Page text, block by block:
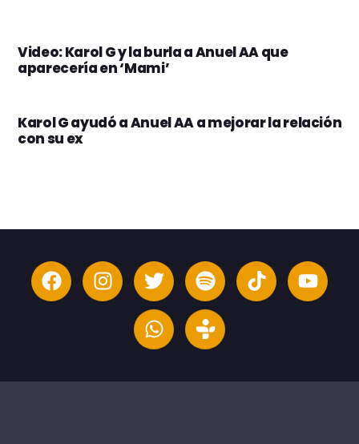
Video: Karol G y la burla a Anuel AA que
aparecería en ‘Mami’
Karol G ayudó a Anuel AA a mejorar la relación
con su ex